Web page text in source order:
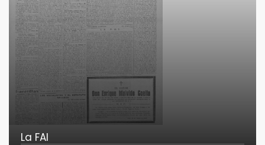
La FAI